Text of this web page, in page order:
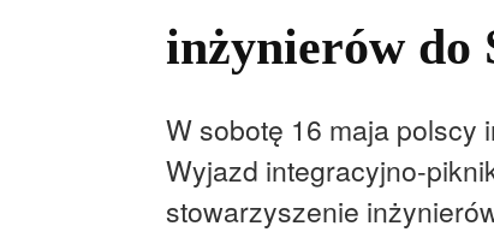
inżynierów do
W sobotę 16 maja polscy
Wyjazd integracyjno-
stowarzyszenie